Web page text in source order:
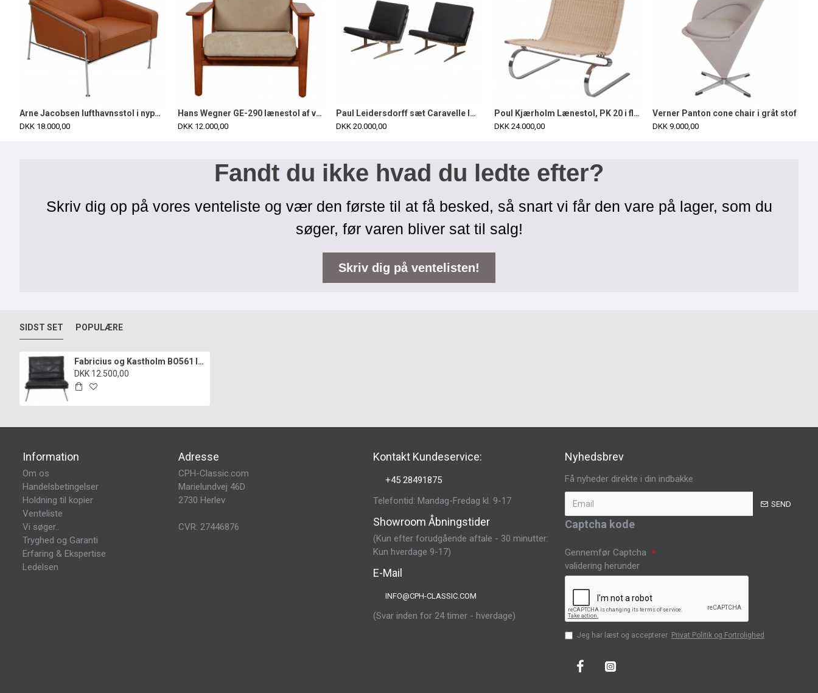
Arne Jacobsen lufthavnsstol i nypolstret Valnød anilin læder
DKK 18.000,00
Hans Wegner GE-290 lænestol af valnød og beige stof
DKK 12.000,00
Paul Leidersdorff sæt Caravelle lænestole i sort læder (2)
DKK 20.000,00
Poul Kjærholm Lænestol, PK 20 i flet
DKK 24.000,00
Verner Panton cone chair i gråt stof
DKK 9.000,00
Fandt du ikke hvad du ledte efter?
Skriv dig op på vores venteliste og vær den første til at få besked, så snart vi får den vare på lager, som du
søger, før varen bliver sat til salg!
Skriv dig på ventelisten!
SIDST SET POPULÆRE
Fabricius og Kastholm BO561 lænestol i sort læder 1980'erne
DKK 12.500,00
Information
Om os
Handelsbetingelser
Holdning til kopier
Venteliste
Vi søger..
Tryghed og Garanti
Erfaring & Ekspertise
Ledelsen
Adresse
CPH-Classic.com
Marielundvej 46D
2730 Herlev
CVR: 27446876
Kontakt Kundeservice:
+45 28491875
Telefontid: Mandag-Fredag kl. 9-17
Showroom Åbningstider
(Kun efter forudgående aftale - 30 minutter:
Kun hverdage 9-17)
E-Mail
INFO@CPH-CLASSIC.COM
(Svar inden for 24 timer - hverdage)
Nyhedsbrev
Få nyheder direkte i din indbakke
SEND
Captcha kode
Gennemfør Captcha
validering herunder
Jeg har læst og accepterer Privat Politik og Fortrolighed